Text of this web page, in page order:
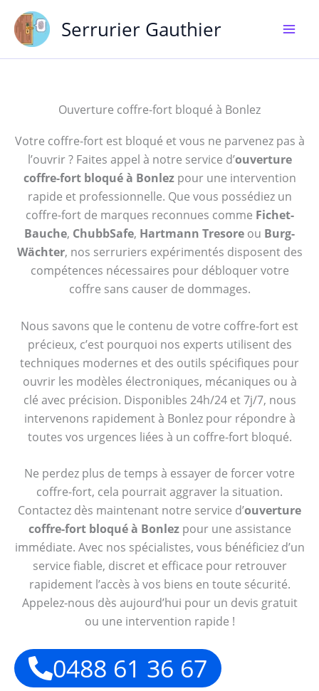
contenu
Serrurier Gauthier
Ouverture coffre-fort bloqué à Bonlez
Votre coffre-fort est bloqué et vous ne parvenez pas à
l’ouvrir ? Faites appel à notre service d’ouverture
coffre-fort bloqué à Bonlezpour une intervention
rapide et professionnelle. Que vous possédiez un
coffre-fort de marques reconnues comme Fichet-
Bauche, ChubbSafe, Hartmann Tresore ou Burg-
Wächter, nos serruriers expérimentés disposent des
compétences nécessaires pour débloquer votre
coffre sans causer de dommages.
Nous savons que le contenu de votre coffre-fort est
précieux, c’est pourquoi nos experts utilisent des
techniques modernes et des outils spécifiques pour
ouvrir les modèles électroniques, mécaniques ou à
clé avec précision. Disponibles 24h/24 et 7j/7, nous
intervenons rapidement à Bonlez pour répondre à
toutes vos urgences liées à un coffre-fort bloqué.
Ne perdez plus de temps à essayer de forcer votre
coffre-fort, cela pourrait aggraver la situation.
Contactez dès maintenant notre service d’ouverture
coffre-fort bloqué à Bonlezpour une assistance
immédiate. Avec nos spécialistes, vous bénéficiez d’un
service fiable, discret et efficace pour retrouver
rapidement l’accès à vos biens en toute sécurité.
Appelez-nous dès aujourd’hui pour un devis gratuit
ou une intervention rapide !
0488 61 36 67